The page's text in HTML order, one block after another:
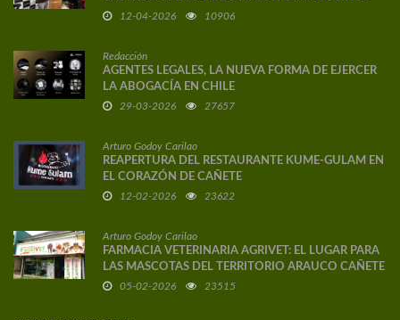
DE AUTOR
12-04-2026 10906
Redacción
AGENTES LEGALES, LA NUEVA FORMA DE EJERCER
LA ABOGACÍA EN CHILE
29-03-2026 27657
Arturo Godoy Carilao
REAPERTURA DEL RESTAURANTE KUME-GULAM EN
EL CORAZÓN DE CAÑETE
12-02-2026 23622
Arturo Godoy Carilao
FARMACIA VETERINARIA AGRIVET: EL LUGAR PARA
LAS MASCOTAS DEL TERRITORIO ARAUCO CAÑETE
05-02-2026 23515